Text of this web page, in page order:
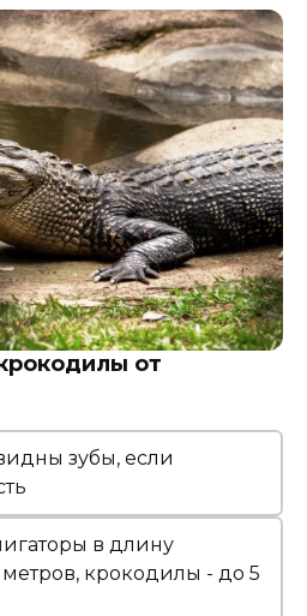
от
зубы, если
в длину
крокодилы - до 5